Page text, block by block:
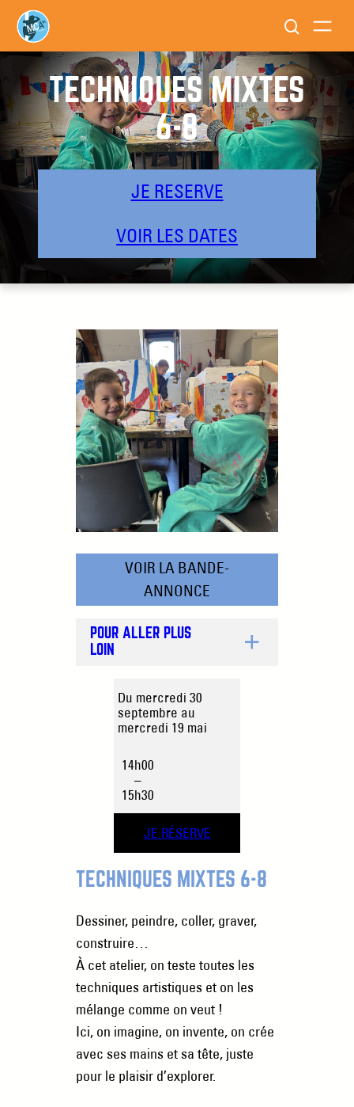
TECHNIQUES MIXTES
6-8
JE RESERVE
VOIR LES DATES
VOIR LA BANDE-
ANNONCE
POUR ALLER PLUS
LOIN
Du mercredi 30
septembre au
mercredi 19 mai
14h00
–
15h30
JE RÉSERVE
TECHNIQUES MIXTES 6-8
Dessiner, peindre, coller, graver,
construire…
À cet atelier, on teste toutes les
techniques artistiques et on les
mélange comme on veut !
Ici, on imagine, on invente, on crée
avec ses mains et sa tête, juste
pour le plaisir d’explorer.